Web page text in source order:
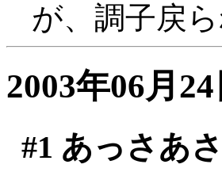
が、調子戻
2003年06月
#1 あっさあ